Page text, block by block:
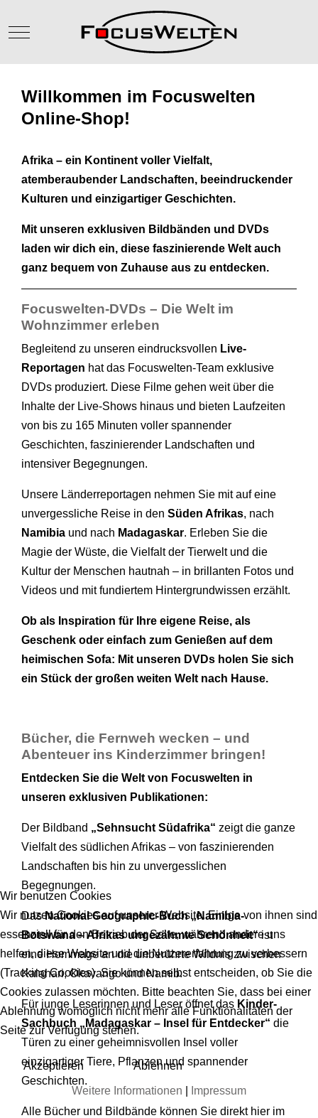
Mobile Menu Toggle
Willkommen im Focuswelten
Online-Shop!
Afrika – ein Kontinent voller Vielfalt,
atemberaubender Landschaften, beeindruckender
Kulturen und einzigartiger Geschichten.
Mit unseren exklusiven Bildbänden und DVDs
laden wir dich ein, diese faszinierende Welt auch
ganz bequem von Zuhause aus zu entdecken.
Focuswelten-DVDs – Die Welt im
Wohnzimmer erleben
Begleitend zu unseren eindrucksvollen Live-
Reportagen hat das Focuswelten-Team exklusive
DVDs produziert. Diese Filme gehen weit über die
Inhalte der Live-Shows hinaus und bieten Laufzeiten
von bis zu 165 Minuten voller spannender
Geschichten, faszinierender Landschaften und
intensiver Begegnungen.
Unsere Länderreportagen nehmen Sie mit auf eine
unvergessliche Reise in den Süden Afrikas, nach
Namibia und nach Madagaskar. Erleben Sie die
Magie der Wüste, die Vielfalt der Tierwelt und die
Kultur der Menschen hautnah – in brillanten Fotos und
Videos und mit fundiertem Hintergrundwissen erzählt.
Ob als Inspiration für Ihre eigene Reise, als
Geschenk oder einfach zum Genießen auf dem
heimischen Sofa: Mit unseren DVDs holen Sie sich
ein Stück der großen weiten Welt nach Hause.
Bücher, die Fernweh wecken – und
Abenteuer ins Kinderzimmer bringen!
Entdecken Sie die Welt von Focuswelten in
unseren exklusiven Publikationen:
Der Bildband „Sehnsucht Südafrika“ zeigt die ganze
Vielfalt des südlichen Afrikas – von faszinierenden
Landschaften bis hin zu unvergesslichen
Begegnungen.
DasNational Geographic-Buch „Namibia-
Botswana – Afrikas ungezähmte Schönheit“ist
eine Hommage an die unberührte Wildnis zwischen
Kalahari, Okavango und Namib.
Für junge Leserinnen und Leser öffnet das Kinder-
Sachbuch „Madagaskar – Insel für Entdecker“ die
Türen zu einer geheimnisvollen Insel voller
einzigartiger Tiere, Pflanzen und spannender
Geschichten.
Alle Bücher und Bildbände können Sie direkt hier im
Wir benutzen Cookies
Wir nutzen Cookies auf unserer Website. Einige von ihnen sind
essenziell für den Betrieb der Seite, während andere uns
helfen, diese Website und die Nutzererfahrung zu verbessern
(Tracking Cookies). Sie können selbst entscheiden, ob Sie die
Cookies zulassen möchten. Bitte beachten Sie, dass bei einer
Ablehnung womöglich nicht mehr alle Funktionalitäten der
Seite zur Verfügung stehen.
Akzeptieren Ablehnen
Weitere Informationen Impressum